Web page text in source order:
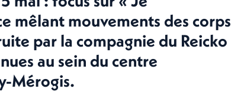
mêlant mouvements des corps
par la compagnie du Reicko
au sein du centre
Mérogis.